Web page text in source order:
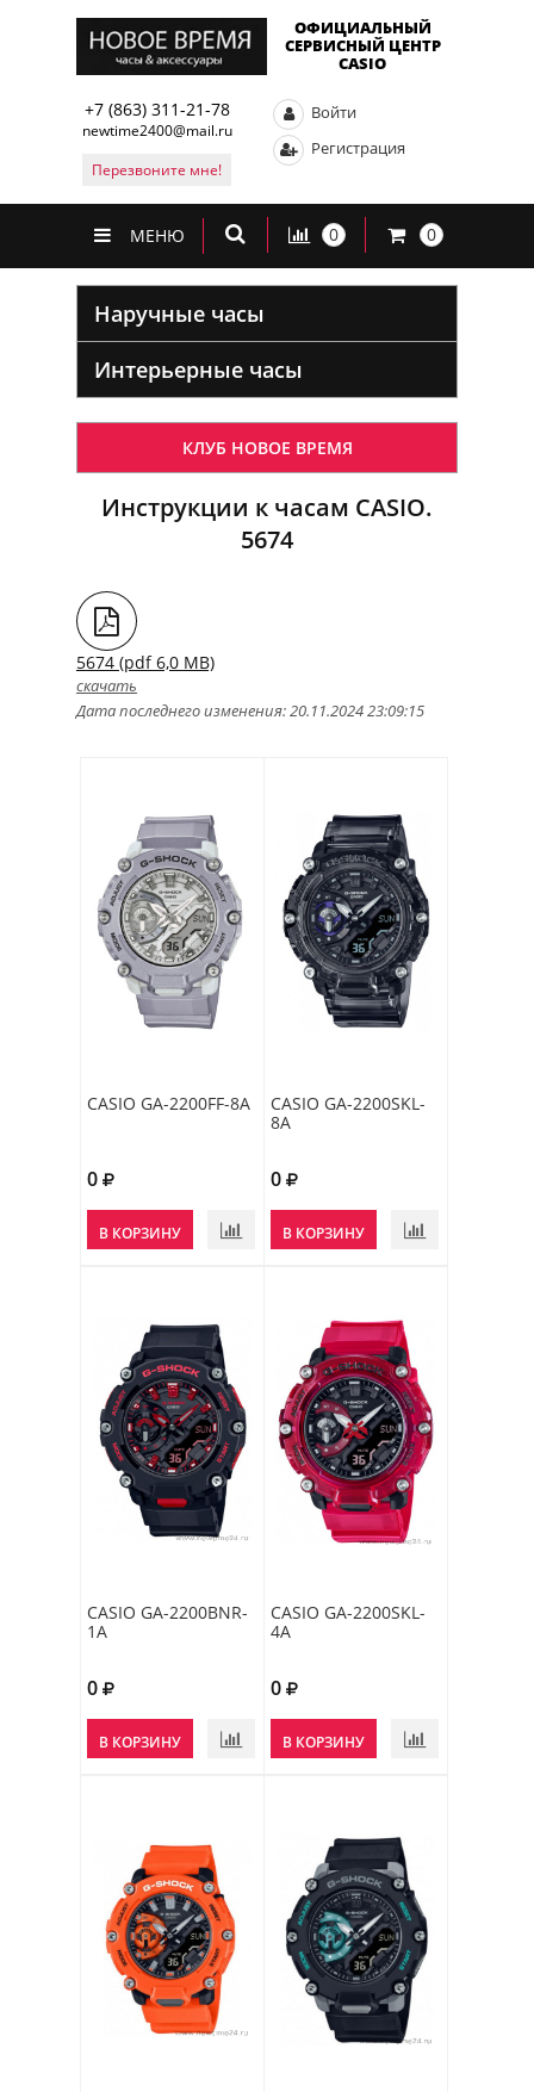
ОФИЦИАЛЬНЫЙ
СЕРВИСНЫЙ ЦЕНТР
CASIO
+7 (863) 311-21-78
newtime2400@mail.ru
Перезвоните мне!
Войти
Регистрация
МЕНЮ 0 0
Наручные часы
Интерьерные часы
КЛУБ НОВОЕ ВРЕМЯ
Инструкции к часам CASIO.
5674
5674 (pdf 6,0 MB)
скачать
Дата последнего изменения: 20.11.2024 23:09:15
CASIO GA-2200FF-8A
0
В КОРЗИНУ
CASIO GA-2200SKL-
8A
0
В КОРЗИНУ
CASIO GA-2200BNR-
1A
0
В КОРЗИНУ
CASIO GA-2200SKL-
4A
0
В КОРЗИНУ